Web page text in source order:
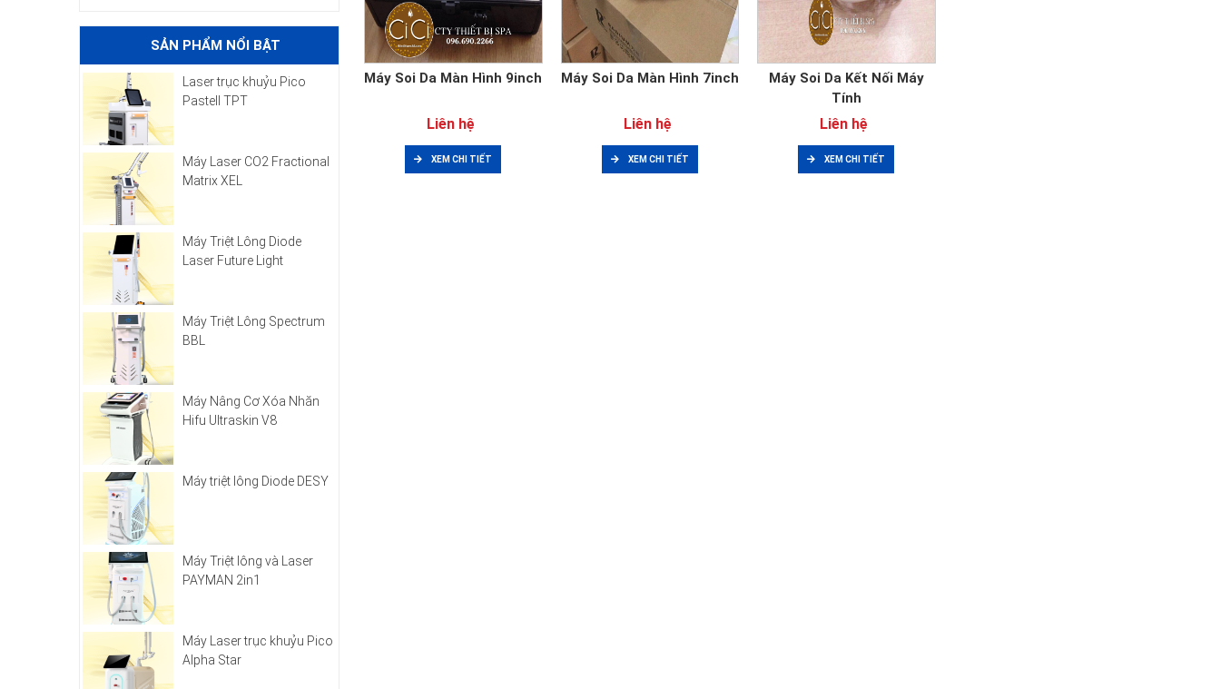
Máy Soi Da Màn Hình 9inch
Liên hệ
XEM CHI TIẾT
Máy Soi Da Màn Hình 7inch
Liên hệ
XEM CHI TIẾT
Máy Soi Da Kết Nối Máy
Tính
Liên hệ
XEM CHI TIẾT
SẢN PHẨM NỔI BẬT
Laser trục khuỷu Pico
Pastell TPT
Máy Laser CO2 Fractional
Matrix XEL
Máy Triệt Lông Diode
Laser Future Light
Máy Triệt Lông Spectrum
BBL
Máy Nâng Cơ Xóa Nhăn
Hifu Ultraskin V8
Máy triệt lông Diode DESY
Máy Triệt lông và Laser
PAYMAN 2in1
Máy Laser trục khuỷu Pico
Alpha Star